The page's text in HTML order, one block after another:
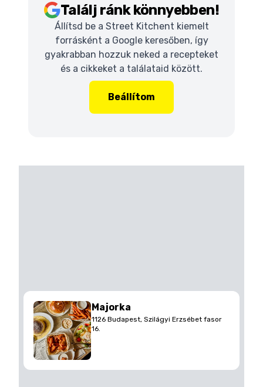
Találj ránk könnyebben!
Állítsd be a Street Kitchent kiemelt
forrásként a Google keresőben, így
gyakrabban hozzuk neked a recepteket
és a cikkeket a találataid között.
Beállítom
Majorka
1126 Budapest, Szilágyi Erzsébet fasor
16.